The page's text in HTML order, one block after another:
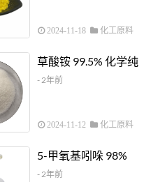
2024-11-18 化工原料
草酸铵 99.5% 化学纯
- 2年前
2024-11-12 化工原料
5-甲氧基吲哚 98%
- 2年前